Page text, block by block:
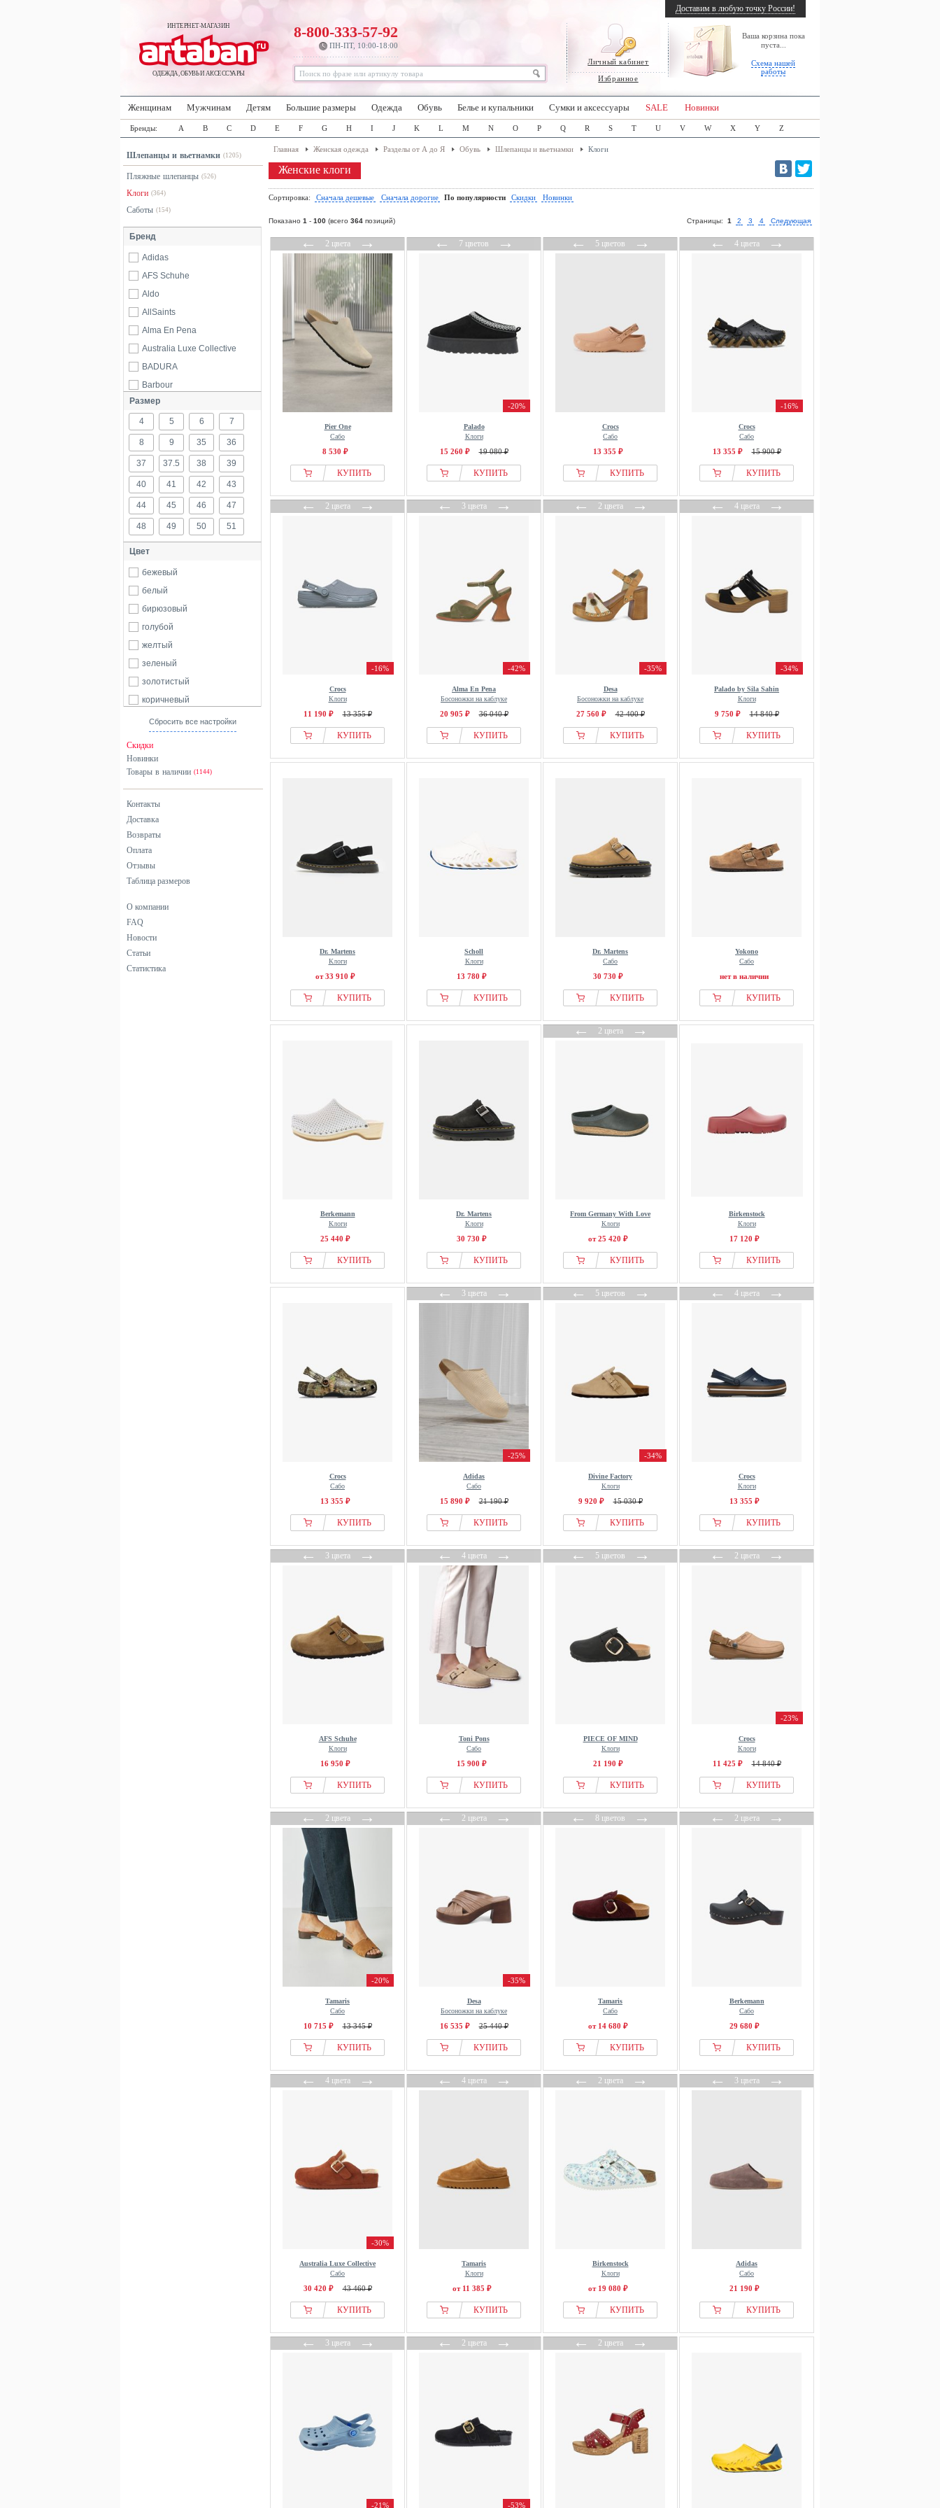
ИНТЕРНЕТ-МАГАЗИН
ОДЕЖДА, ОБУВЬ И АКСЕССУАРЫ
Личный кабинет
Избранное
Ваша корзина пока
пуста...
Схема нашей
работы
8-800-333-57-92
ПН-ПТ, 10:00-18:00
Доставим в любую точку России!
Женщинам Мужчинам Детям Большие размеры Одежда Обувь Белье и купальники Сумки и аксессуары SALE Новинки
Бренды: A B C D E F G H I J K L M N O P Q R S T U V W X Y Z
Шлепанцы и вьетнамки (1205)
Пляжные шлепанцы (526)
Клоги (364)
Саботы (154)
Бренд
Adidas
AFS Schuhe
Aldo
AllSaints
Alma En Pena
Australia Luxe Collective
BADURA
Barbour
Bata
BECK
Belafit
Berkemann
Birkenstock
Bosanova
Brutting
Buffalo
Bullboxer
Camel Active
CAMPERLAB
CaShott
CESARE GASPARI
City Walk
Copenhagen Studios
Derimod
Desa
Divine Factory
Dr. Martens
Dune London
El Naturalista
Gabor
GINO ROSSI
Размер
4 5 6 7
8 9 35 36
37 37.5 38 39
40 41 42 43
44 45 46 47
48 49 50 51
Цвет
бежевый
белый
бирюзовый
голубой
желтый
зеленый
золотистый
коричневый
красный
серебристый
серый
синий
черный
Сбросить все настройки
Скидки
Новинки
Товары в наличии (1144)
Контакты
Доставка
Возвраты
Оплата
Отзывы
Таблица размеров
О компании
FAQ
Новости
Статьи
Статистика
Главная Женская одежда Разделы от А до Я Обувь Шлепанцы и вьетнамки Клоги
Женские клоги
Сортировка: Сначала дешевые Сначала дорогие По популярности Скидки Новинки
Показано 1 - 100 (всего 364 позиций) Страницы: 1 2 3 4 Следующая
←2 цвета→
Pier One
Сабо
8 530 ₽
КУПИТЬ
←7 цветов→
-20%
Palado
Клоги
15 260 ₽ 19 080 ₽
КУПИТЬ
←5 цветов→
Crocs
Сабо
13 355 ₽
КУПИТЬ
←4 цвета→
-16%
Crocs
Сабо
13 355 ₽ 15 900 ₽
КУПИТЬ
←2 цвета→
-16%
Crocs
Клоги
11 190 ₽ 13 355 ₽
КУПИТЬ
←3 цвета→
-42%
Alma En Pena
Босоножки на каблуке
20 905 ₽ 36 040 ₽
КУПИТЬ
←2 цвета→
-35%
Desa
Босоножки на каблуке
27 560 ₽ 42 400 ₽
КУПИТЬ
←4 цвета→
-34%
Palado by Sila Sahin
Клоги
9 750 ₽ 14 840 ₽
КУПИТЬ
Dr. Martens
Клоги
от 33 910 ₽
КУПИТЬ
Scholl
Клоги
13 780 ₽
КУПИТЬ
Dr. Martens
Сабо
30 730 ₽
КУПИТЬ
Yokono
Сабо
нет в наличии
КУПИТЬ
Berkemann
Клоги
25 440 ₽
КУПИТЬ
Dr. Martens
Клоги
30 730 ₽
КУПИТЬ
←2 цвета→
From Germany With Love
Клоги
от 25 420 ₽
КУПИТЬ
Birkenstock
Клоги
17 120 ₽
КУПИТЬ
Crocs
Сабо
13 355 ₽
КУПИТЬ
←3 цвета→
-25%
Adidas
Сабо
15 890 ₽ 21 190 ₽
КУПИТЬ
←5 цветов→
-34%
Divine Factory
Клоги
9 920 ₽ 15 030 ₽
КУПИТЬ
←4 цвета→
Crocs
Клоги
13 355 ₽
КУПИТЬ
←3 цвета→
AFS Schuhe
Клоги
16 950 ₽
КУПИТЬ
←4 цвета→
Toni Pons
Сабо
15 900 ₽
КУПИТЬ
←5 цветов→
PIECE OF MIND
Клоги
21 190 ₽
КУПИТЬ
←2 цвета→
-23%
Crocs
Клоги
11 425 ₽ 14 840 ₽
КУПИТЬ
←2 цвета→
-20%
Tamaris
Сабо
10 715 ₽ 13 345 ₽
КУПИТЬ
←2 цвета→
-35%
Desa
Босоножки на каблуке
16 535 ₽ 25 440 ₽
КУПИТЬ
←8 цветов→
Tamaris
Сабо
от 14 680 ₽
КУПИТЬ
←2 цвета→
Berkemann
Сабо
29 680 ₽
КУПИТЬ
←4 цвета→
-30%
Australia Luxe Collective
Сабо
30 420 ₽ 43 460 ₽
КУПИТЬ
←4 цвета→
Tamaris
Клоги
от 11 385 ₽
КУПИТЬ
←2 цвета→
Birkenstock
Клоги
от 19 080 ₽
КУПИТЬ
←3 цвета→
Adidas
Сабо
21 190 ₽
КУПИТЬ
←3 цвета→
-21%
←2 цвета→
-53%
←2 цвета→